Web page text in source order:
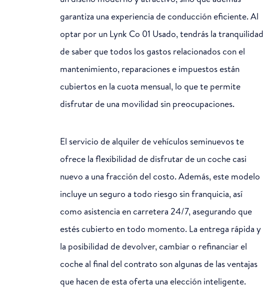
garantiza una experiencia de conducción eficiente. Al
optar por un Lynk Co 01 Usado, tendrás la tranquilidad
de saber que todos los gastos relacionados con el
mantenimiento, reparaciones e impuestos están
cubiertos en la cuota mensual, lo que te permite
disfrutar de una movilidad sin preocupaciones.
El servicio de alquiler de vehículos seminuevos te
ofrece la flexibilidad de disfrutar de un coche casi
nuevo a una fracción del costo. Además, este modelo
incluye un seguro a todo riesgo sin franquicia, así
como asistencia en carretera 24/7, asegurando que
estés cubierto en todo momento. La entrega rápida y
la posibilidad de devolver, cambiar o refinanciar el
coche al final del contrato son algunas de las ventajas
que hacen de esta oferta una elección inteligente.